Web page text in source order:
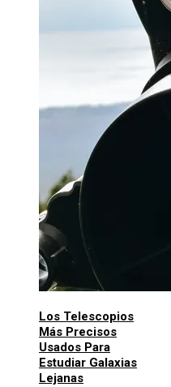
Los Telescopios
Más Precisos
Usados Para
Estudiar Galaxias
Lejanas